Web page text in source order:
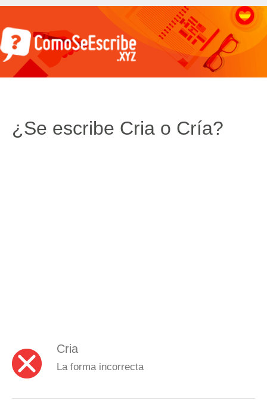
¿Se escribe Cria o Cría?
Cria
La forma incorrecta